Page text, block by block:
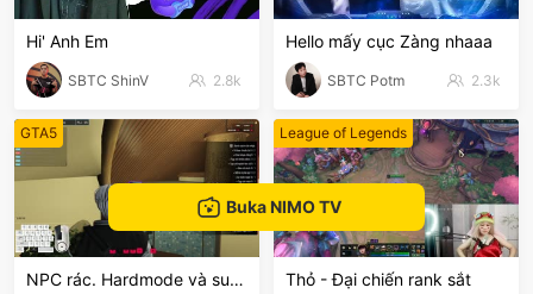
Hi' Anh Em
SBTC ShinV 2.8k
Hello mấy cục Zàng nhaaa
SBTC Potm 2.3k
GTA5
NPC rác. Hardmode và suyyyyy😭
League of Legends
Thỏ - Đại chiến rank sắt
Buka NIMO TV